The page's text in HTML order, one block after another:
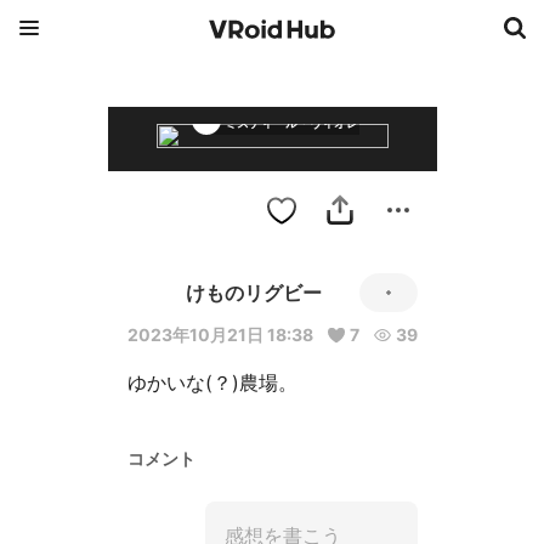
ミスティール・ヴィオレッタ
けものリグビー
2023年10月21日 18:38 7 39
コメント